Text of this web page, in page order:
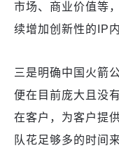
市场、商业价值等
续增加创新性的IP
三是明确中国火箭
便在目前庞大且没
在客户，为客户提
队花足够多的时间